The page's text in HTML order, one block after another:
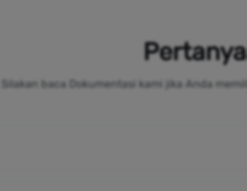
Silakan baca Dokumentasi kami jika Anda